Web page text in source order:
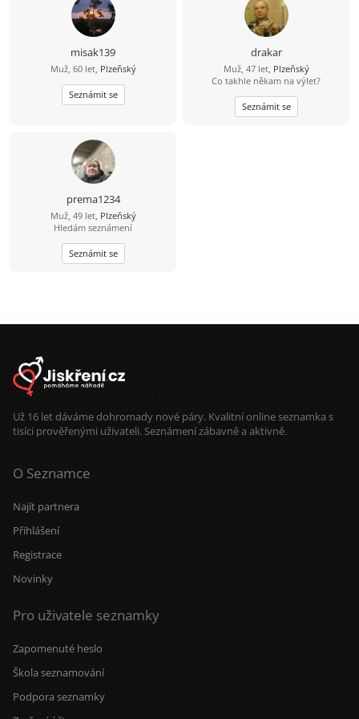
misak139
Muž, 60 let, Plzeňský
Seznámit se
drakar
Muž, 47 let, Plzeňský
Co takhle někam na výlet?
Seznámit se
prema1234
Muž, 49 let, Plzeňský
Hledám seznámení
Seznámit se
Už 16 let dáváme dohromady nové páry. Kvalitní online seznamka s
tisíci prověřenými uživateli. Seznámení zábavně a aktivně.
O Seznamce
Najít partnera
Přihlášení
Registrace
Novinky
Pro uživatele seznamky
Zapomenuté heslo
Škola seznamování
Podpora seznamky